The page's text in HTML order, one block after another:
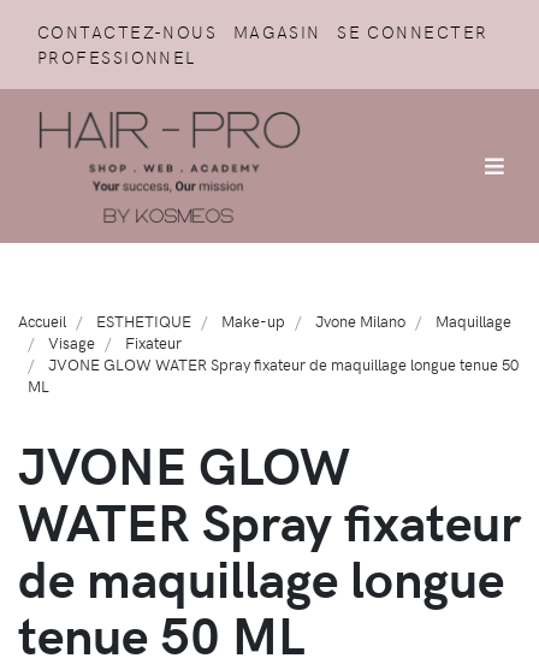
CONTACTEZ-NOUS MAGASIN
SE CONNECTER
PROFESSIONNEL
Accueil ESTHETIQUE Make-up Jvone Milano
Maquillage
Visage
Fixateur
JVONE GLOW WATER Spray fixateur de maquillage longue tenue 50
ML
JVONE GLOW
WATER Spray fixateur
de maquillage longue
tenue 50 ML